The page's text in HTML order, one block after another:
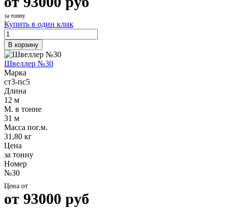
за тонну
Купить в один клик
В корзину
Швеллер №30
Марка
ст3-пс5
Длина
12 м
М. в тонне
31 м
Масса пог.м.
31,80 кг
Цена
за тонну
Номер
№30
Цена от
от 93000 руб